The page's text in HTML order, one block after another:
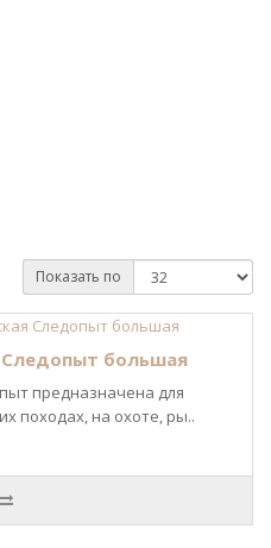
Показать по
Следопыт большая
предназначена для
походах, на охоте, ры..